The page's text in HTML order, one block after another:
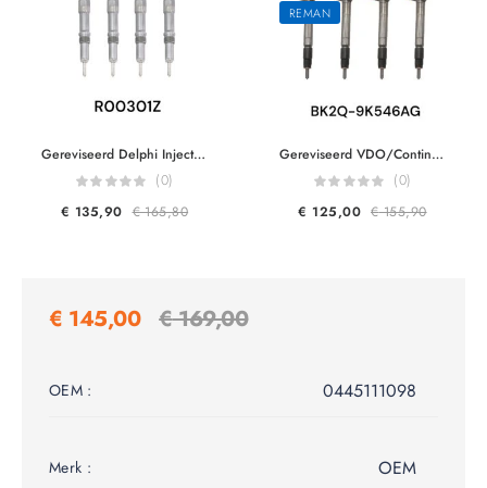
Gereviseerd Delphi Injector R00301Z R00001Z R00002Z R00101Z 2S7Q9K546AH 1152989 3S7Q9K546AJ 1376694 1226331 2.0TDCI
(0)
€ 135,90 €165,80
REMAN
Gereviseerd VDO/Continantal Injector A2C59517051 9801125480 BK2Q-9K546AG BH1Q-9K546-AB CK4Q-9K546-AA 1746967 1840747 U20213H50 U20213H50C LR032067 For Ford Transit Citroen Jumper Peugeot Boxer Mazda BT-50 2.2TDCI
(0)
€ 125,00 €155,90
€ 145,00 €169,00
OEM : 0445111098
Merk : OEM